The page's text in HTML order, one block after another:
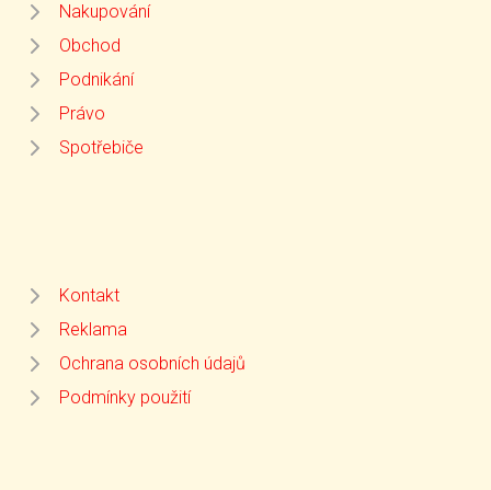
Nakupování
Obchod
Podnikání
Právo
Spotřebiče
Kontakt
Reklama
Ochrana osobních údajů
Podmínky použití